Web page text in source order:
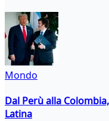
Mondo
Dal Perù alla
Latina